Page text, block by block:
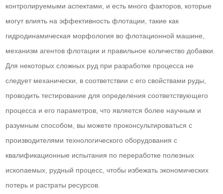
контролируемыми аспектами, и есть много факторов, которые
могут влиять на эффективность флотации, такие как
гидродинамическая морфология во флотационной машине,
механизм агентов флотации и правильное количество добавки.
Для некоторых сложных руд при разработке процесса не
следует механически, в соответствии с его свойствами руды,
проводить тестирование для определения соответствующего
процесса и его параметров, что является более научным и
разумным способом, вы можете проконсультироваться с
производителями технологического оборудования с
квалификационные испытания по переработке полезных
ископаемых, рудный процесс, чтобы избежать экономических
потерь и растраты ресурсов.